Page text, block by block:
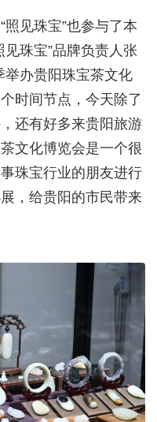
见珠宝”也参与了本
见珠宝”品牌负责人张
举办贵阳珠宝茶文化
时间节点，今天除了
还有好多来贵阳旅游
文化博览会是一个很
珠宝行业的朋友进行
，给贵阳的市民带来